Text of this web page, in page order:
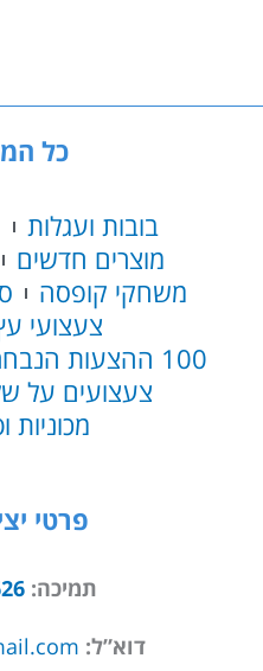
הכוכבים
Stretch
כל
בובות ועגלות
מוצרים חדשים
משחקי קופסה
צעצועי
100 ההצעות הנבחרות
צעצועים על
מכוניות
פרטי
תמיכה:
דוא”ל: